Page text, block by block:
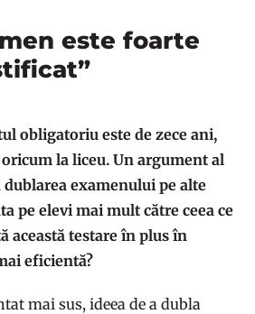
este foarte
obligatoriu este de zece ani,
la liceu. Un argument al
examenului pe alte
pe elevi mai mult către ceea ce
această testare în plus în
eficientă?
mai sus, ideea de a dubla